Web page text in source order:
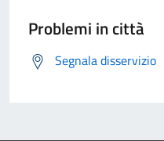
Problemi in città
Segnala disservizio